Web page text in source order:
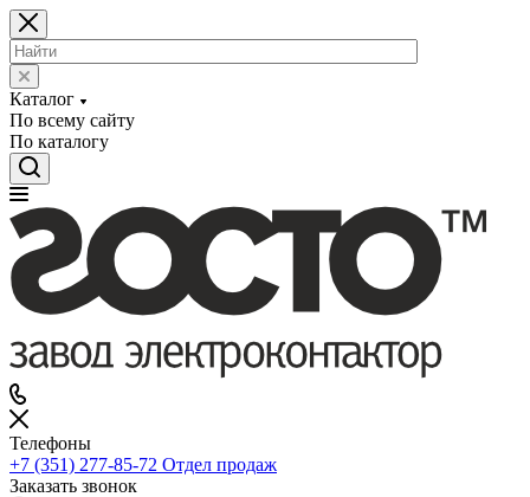
Каталог
По всему сайту
По каталогу
Телефоны
+7 (351) 277-85-72 Отдел продаж
Заказать звонок